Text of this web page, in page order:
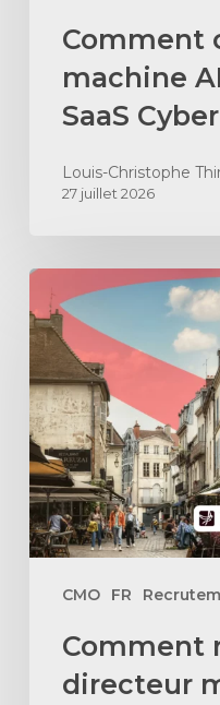
Comment
machine
SaaS
Louis-Christophe
27 juillet 2026
CMO FR
Comment
recruter
un
directeur
marketing
externalisé
à
Dijon
?
Comment
directeur